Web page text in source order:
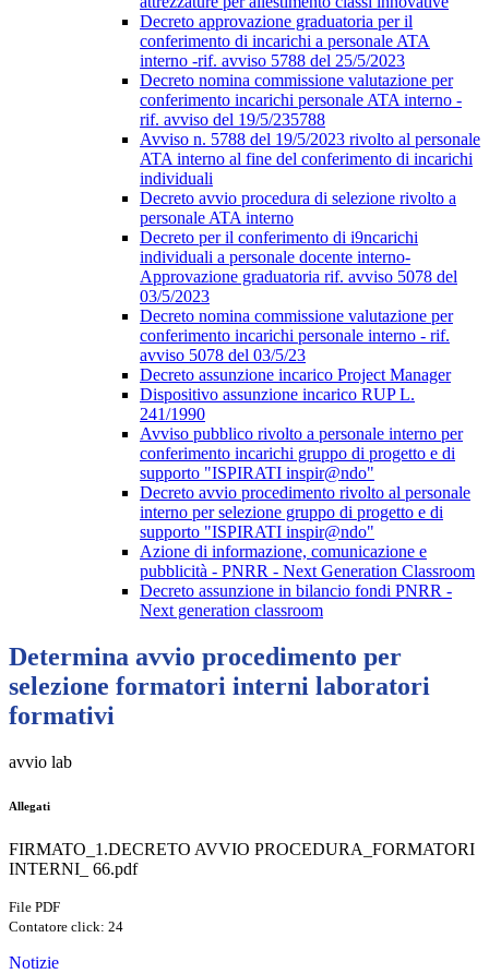
Decreto approvazione graduatoria per il
conferimento di incarichi a personale ATA
interno -rif. avviso 5788 del 25/5/2023
Decreto nomina commissione valutazione per
conferimento incarichi personale ATA interno -
rif. avviso del 19/5/235788
Avviso n. 5788 del 19/5/2023 rivolto al personale
ATA interno al fine del conferimento di incarichi
individuali
Decreto avvio procedura di selezione rivolto a
personale ATA interno
Decreto per il conferimento di i9ncarichi
individuali a personale docente interno-
Approvazione graduatoria rif. avviso 5078 del
03/5/2023
Decreto nomina commissione valutazione per
conferimento incarichi personale interno - rif.
avviso 5078 del 03/5/23
Decreto assunzione incarico Project Manager
Dispositivo assunzione incarico RUP L.
241/1990
Avviso pubblico rivolto a personale interno per
conferimento incarichi gruppo di progetto e di
supporto "ISPIRATI inspir@ndo"
Decreto avvio procedimento rivolto al personale
interno per selezione gruppo di progetto e di
supporto "ISPIRATI inspir@ndo"
Azione di informazione, comunicazione e
pubblicità - PNRR - Next Generation Classroom
Decreto assunzione in bilancio fondi PNRR -
Next generation classroom
Determina avvio procedimento per
selezione formatori interni laboratori
formativi
avvio lab
Allegati
FIRMATO_1.DECRETO AVVIO PROCEDURA_FORMATORI
INTERNI_ 66.pdf
File PDF
Contatore click: 24
Notizie